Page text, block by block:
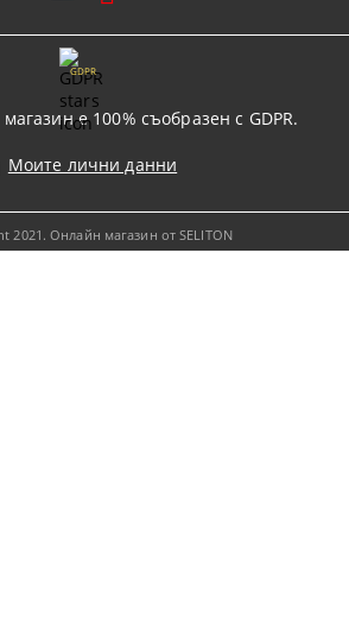
GDPR
е 100% съобразен с GDPR.
Моите лични данни
2021. Онлайн магазин от SELITON